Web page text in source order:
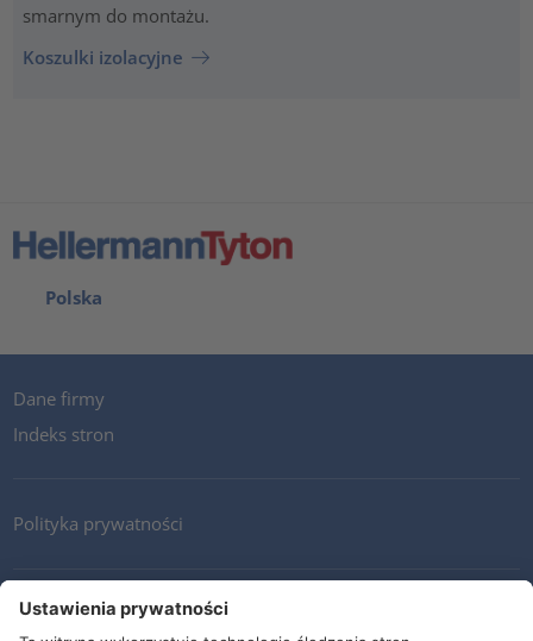
smarnym do montażu.
Koszulki izolacyjne
Polska
Dane firmy
Indeks stron
Polityka prywatności